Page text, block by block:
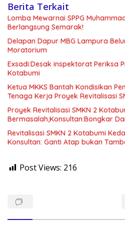
Berita Terkait
Lomba Mewarnai SPPG
Berlangsung Semarak!
Delapan Dapur MBG Lampura
Moratorium
Exsadi:Desak inspektorat Periksa
Kotabumi
Ketua MKKS Bantah Kondisikan
Tenaga Kerja Proyek Revitalisasi
Proyek Revitalisasi SMKN 2
Bermasalah,Konsultan:Bongkar
Revitalisasi SMKN 2 Kotabumi
Konsultan: Ganti Atap bukan
Post Views: 216